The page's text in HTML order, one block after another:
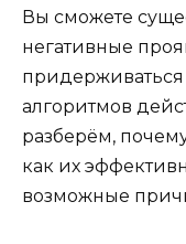
Вы сможете
негативные
алгоритмов
разберём,
как их
возможные